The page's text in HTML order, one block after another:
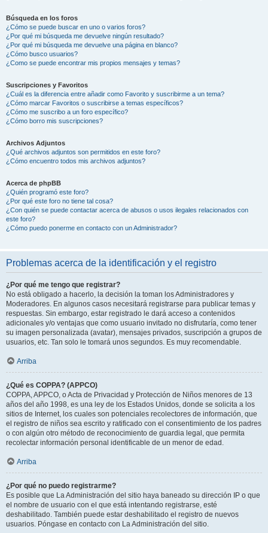
Búsqueda en los foros
¿Cómo se puede buscar en uno o varios foros?
¿Por qué mi búsqueda me devuelve ningún resultado?
¿Por qué mi búsqueda me devuelve una página en blanco?
¿Cómo busco usuarios?
¿Como se puede encontrar mis propios mensajes y temas?
Suscripciones y Favoritos
¿Cuál es la diferencia entre añadir como Favorito y suscribirme a un tema?
¿Cómo marcar Favoritos o suscribirse a temas específicos?
¿Cómo me suscribo a un foro específico?
¿Cómo borro mis suscripciones?
Archivos Adjuntos
¿Qué archivos adjuntos son permitidos en este foro?
¿Cómo encuentro todos mis archivos adjuntos?
Acerca de phpBB
¿Quién programó este foro?
¿Por qué este foro no tiene tal cosa?
¿Con quién se puede contactar acerca de abusos o usos ilegales relacionados con
este foro?
¿Cómo puedo ponerme en contacto con un Administrador?
Problemas acerca de la identificación y el registro
¿Por qué me tengo que registrar?
No está obligado a hacerlo, la decisión la toman los Administradores y
Moderadores. En algunos casos necesitará registrarse para publicar temas y
respuestas. Sin embargo, estar registrado le dará acceso a contenidos
adicionales y/o ventajas que como usuario invitado no disfrutaría, como tener
su imagen personalizada (avatar), mensajes privados, suscripción a grupos de
usuarios, etc. Tan solo le tomará unos segundos. Es muy recomendable.
Arriba
¿Qué es COPPA? (APPCO)
COPPA, APPCO, o Acta de Privacidad y Protección de Niños menores de 13
años del año 1998, es una ley de los Estados Unidos, donde se solicita a los
sitios de Internet, los cuales son potenciales recolectores de información, que
el registro de niños sea escrito y ratificado con el consentimiento de los padres
o con algún otro método de reconocimiento de guardia legal, que permita
recolectar información personal identificable de un menor de edad.
Arriba
¿Por qué no puedo registrarme?
Es posible que La Administración del sitio haya baneado su dirección IP o que
el nombre de usuario con el que está intentando registrarse, esté
deshabilitado. También puede estar deshabilitado el registro de nuevos
usuarios. Póngase en contacto con La Administración del sitio.